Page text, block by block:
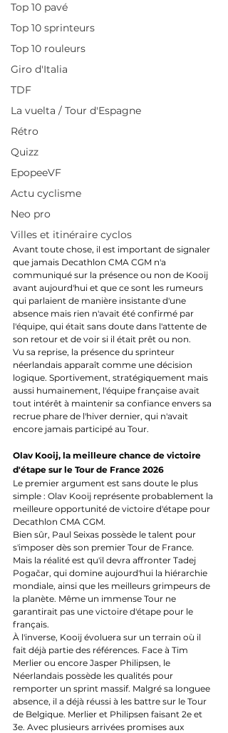
Top 10 pavé
Top 10 sprinteurs
Top 10 rouleurs
Giro d'Italia
TDF
La vuelta / Tour d'Espagne
Rétro
Quizz
EpopeeVF
Actu cyclisme
Neo pro
Villes et itinéraire cyclos
Avant toute chose, il est important de signaler
que jamais Decathlon CMA CGM n'a
communiqué sur la présence ou non de Kooij
avant aujourd'hui et que ce sont les rumeurs
qui parlaient de manière insistante d'une
absence mais rien n'avait été confirmé par
l'équipe, qui était sans doute dans l'attente de
son retour et de voir si il était prêt ou non.
Vu sa reprise, la présence du sprinteur
néerlandais apparaît comme une décision
logique. Sportivement, stratégiquement mais
aussi humainement, l'équipe française avait
tout intérêt à maintenir sa confiance envers sa
recrue phare de l'hiver dernier, qui n'avait
encore jamais participé au Tour.
Olav Kooij, la meilleure chance de victoire
d'étape sur le Tour de France 2026
Le premier argument est sans doute le plus
simple : Olav Kooij représente probablement la
meilleure opportunité de victoire d'étape pour
Decathlon CMA CGM.
Bien sûr, Paul Seixas possède le talent pour
s'imposer dès son premier Tour de France.
Mais la réalité est qu'il devra affronter Tadej
Pogačar, qui domine aujourd'hui la hiérarchie
mondiale, ainsi que les meilleurs grimpeurs de
la planète. Même un immense Tour ne
garantirait pas une victoire d'étape pour le
français.
À l'inverse, Kooij évoluera sur un terrain où il
fait déjà partie des références. Face à Tim
Merlier ou encore Jasper Philipsen, le
Néerlandais possède les qualités pour
remporter un sprint massif. Malgré sa longuee
absence, il a déjà réussi à les battre sur le Tour
de Belgique. Merlier et Philipsen faisant 2e et
3e. Avec plusieurs arrivées promises aux